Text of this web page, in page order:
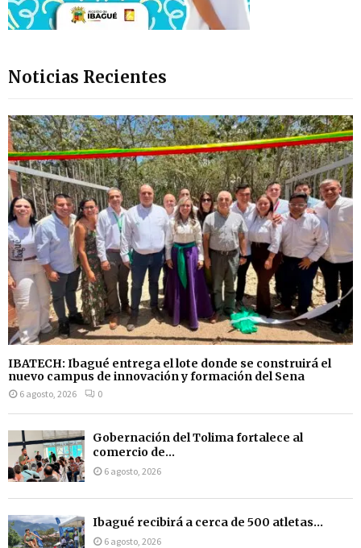
Noticias Recientes
IBATECH: Ibagué entrega el lote donde se construirá el
nuevo campus de innovación y formación del Sena
6 agosto, 2026 0
Gobernación del Tolima fortalece al
comercio de...
6 agosto, 2026
Ibagué recibirá a cerca de 500 atletas...
6 agosto, 2026